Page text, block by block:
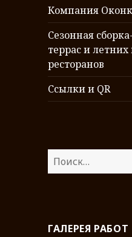
Компания
Сезонная
террас и летних
ресторанов
Ссылки и QR
Н
а
:ГАЛЕРЕЯ РАБОТ